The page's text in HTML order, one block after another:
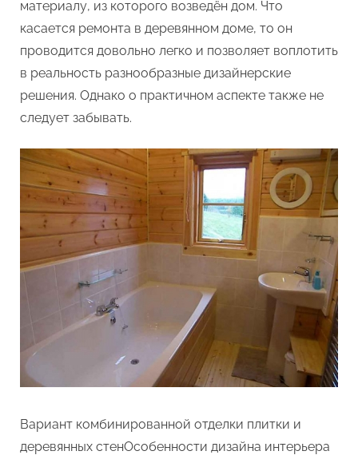
материалу, из которого возведён дом. Что
касается ремонта в деревянном доме, то он
проводится довольно легко и позволяет воплотить
в реальность разнообразные дизайнерские
решения. Однако о практичном аспекте также не
следует забывать.
Вариант комбинированной отделки плитки и
деревянных стенОсобенности дизайна интерьера